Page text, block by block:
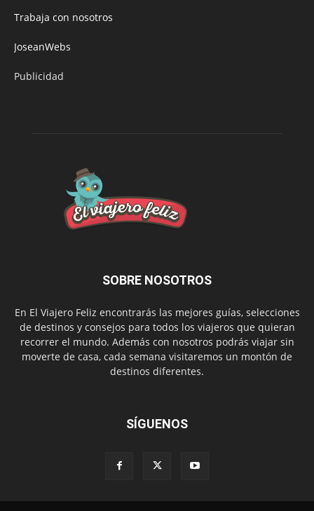
Trabaja con nosotros
JoseanWebs
Publicidad
SOBRE NOSOTROS
En El Viajero Feliz encontrarás las mejores guías, selecciones
de destinos y consejos para todos los viajeros que quieran
recorrer el mundo. Además con nosotros podrás viajar sin
moverte de casa, cada semana visitaremos un montón de
destinos diferentes.
SÍGUENOS